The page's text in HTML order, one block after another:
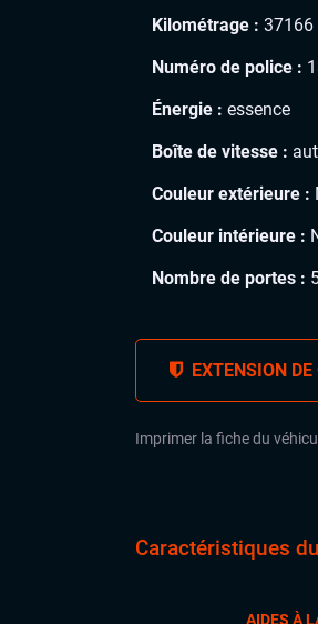
Kilométrage : 37166
Numéro de police :
Énergie : essence
Boîte de vitesse :
Couleur extérieure :
Couleur intérieure :
Nombre de portes :
EXTENSION
Imprimer la fiche du
Caractéristiques
AIDES À